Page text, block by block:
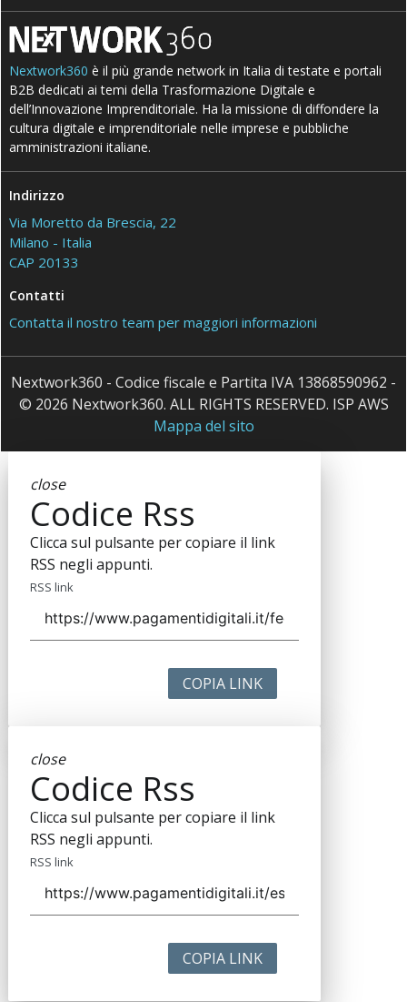
Nextwork360 è il più grande network in Italia di testate e portali
B2B dedicati ai temi della Trasformazione Digitale e
dell’Innovazione Imprenditoriale. Ha la missione di diffondere la
cultura digitale e imprenditoriale nelle imprese e pubbliche
amministrazioni italiane.
Indirizzo
Via Moretto da Brescia, 22
Milano - Italia
CAP 20133
Contatti
Contatta il nostro team per maggiori informazioni
Nextwork360 - Codice fiscale e Partita IVA 13868590962 -
© 2026 Nextwork360. ALL RIGHTS RESERVED. ISP AWS
Mappa del sito
close
Codice Rss
Clicca sul pulsante per copiare il link
RSS negli appunti.
RSS link
COPIA LINK
close
Codice Rss
Clicca sul pulsante per copiare il link
RSS negli appunti.
RSS link
COPIA LINK